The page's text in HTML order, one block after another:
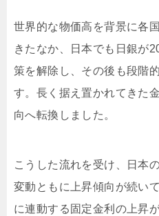
世界的な物価高を背景に各
きたなか、日本でも日銀が
策を解除し、その後も段階
す。長く据え置かれてきた
向へ転換しました。
こうした流れを受け、日本
変動ともに上昇傾向が続い
に連動する固定金利の上昇